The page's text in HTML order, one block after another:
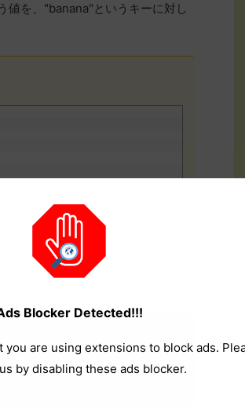
値を、"banana"というキーに対し
Blocker Detected!!!
you are using extensions to block ads.
by disabling these ads blocker.